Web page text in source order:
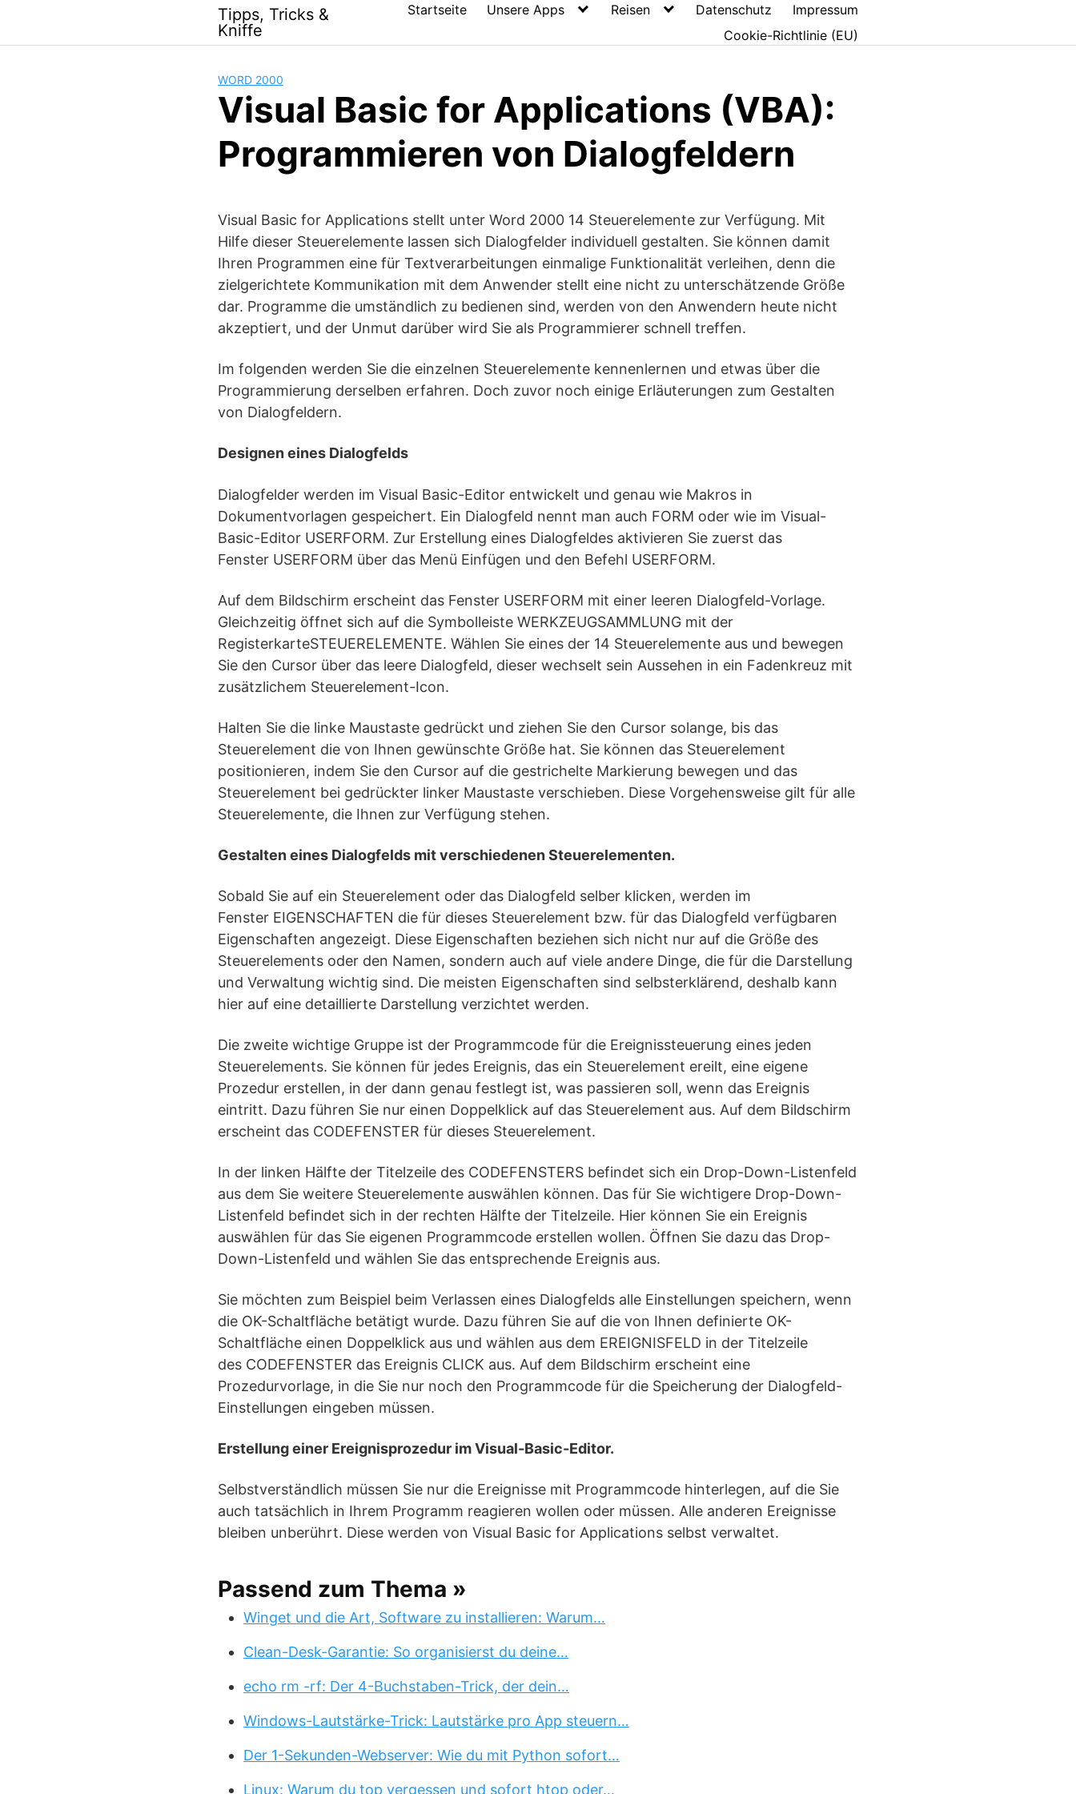
content
Tipps, Tricks &
Kniffe
Startseite Unsere Apps Reisen Datenschutz
Impressum
Cookie-Richtlinie (EU)
WORD 2000
Visual Basic for Applications (VBA):
Programmieren von Dialogfeldern
Visual Basic for Applications stellt unter Word 2000 14 Steuerelemente zur Verfügung. Mit
Hilfe dieser Steuerelemente lassen sich Dialogfelder individuell gestalten. Sie können damit
Ihren Programmen eine für Textverarbeitungen einmalige Funktionalität verleihen, denn die
zielgerichtete Kommunikation mit dem Anwender stellt eine nicht zu unterschätzende Größe
dar. Programme die umständlich zu bedienen sind, werden von den Anwendern heute nicht
akzeptiert, und der Unmut darüber wird Sie als Programmierer schnell treffen.
Im folgenden werden Sie die einzelnen Steuerelemente kennenlernen und etwas über die
Programmierung derselben erfahren. Doch zuvor noch einige Erläuterungen zum Gestalten
von Dialogfeldern.
Designen eines Dialogfelds
Dialogfelder werden im Visual Basic-Editor entwickelt und genau wie Makros in
Dokumentvorlagen gespeichert. Ein Dialogfeld nennt man auch FORM oder wie im Visual-
Basic-Editor USERFORM. Zur Erstellung eines Dialogfeldes aktivieren Sie zuerst das
Fenster USERFORM über das Menü Einfügen und den Befehl USERFORM.
Auf dem Bildschirm erscheint das Fenster USERFORM mit einer leeren Dialogfeld-Vorlage.
Gleichzeitig öffnet sich auf die Symbolleiste WERKZEUGSAMMLUNG mit der
RegisterkarteSTEUERELEMENTE. Wählen Sie eines der 14 Steuerelemente aus und bewegen
Sie den Cursor über das leere Dialogfeld, dieser wechselt sein Aussehen in ein Fadenkreuz mit
zusätzlichem Steuerelement-Icon.
Halten Sie die linke Maustaste gedrückt und ziehen Sie den Cursor solange, bis das
Steuerelement die von Ihnen gewünschte Größe hat. Sie können das Steuerelement
positionieren, indem Sie den Cursor auf die gestrichelte Markierung bewegen und das
Steuerelement bei gedrückter linker Maustaste verschieben. Diese Vorgehensweise gilt für alle
Steuerelemente, die Ihnen zur Verfügung stehen.
Gestalten eines Dialogfelds mit verschiedenen Steuerelementen.
Sobald Sie auf ein Steuerelement oder das Dialogfeld selber klicken, werden im
Fenster EIGENSCHAFTEN die für dieses Steuerelement bzw. für das Dialogfeld verfügbaren
Eigenschaften angezeigt. Diese Eigenschaften beziehen sich nicht nur auf die Größe des
Steuerelements oder den Namen, sondern auch auf viele andere Dinge, die für die Darstellung
und Verwaltung wichtig sind. Die meisten Eigenschaften sind selbsterklärend, deshalb kann
hier auf eine detaillierte Darstellung verzichtet werden.
Die zweite wichtige Gruppe ist der Programmcode für die Ereignissteuerung eines jeden
Steuerelements. Sie können für jedes Ereignis, das ein Steuerelement ereilt, eine eigene
Prozedur erstellen, in der dann genau festlegt ist, was passieren soll, wenn das Ereignis
eintritt. Dazu führen Sie nur einen Doppelklick auf das Steuerelement aus. Auf dem Bildschirm
erscheint das CODEFENSTER für dieses Steuerelement.
In der linken Hälfte der Titelzeile des CODEFENSTERS befindet sich ein Drop-Down-Listenfeld
aus dem Sie weitere Steuerelemente auswählen können. Das für Sie wichtigere Drop-Down-
Listenfeld befindet sich in der rechten Hälfte der Titelzeile. Hier können Sie ein Ereignis
auswählen für das Sie eigenen Programmcode erstellen wollen. Öffnen Sie dazu das Drop-
Down-Listenfeld und wählen Sie das entsprechende Ereignis aus.
Sie möchten zum Beispiel beim Verlassen eines Dialogfelds alle Einstellungen speichern, wenn
die OK-Schaltfläche betätigt wurde. Dazu führen Sie auf die von Ihnen definierte OK-
Schaltfläche einen Doppelklick aus und wählen aus dem EREIGNISFELD in der Titelzeile
des CODEFENSTER das Ereignis CLICK aus. Auf dem Bildschirm erscheint eine
Prozedurvorlage, in die Sie nur noch den Programmcode für die Speicherung der Dialogfeld-
Einstellungen eingeben müssen.
Erstellung einer Ereignisprozedur im Visual-Basic-Editor.
Selbstverständlich müssen Sie nur die Ereignisse mit Programmcode hinterlegen, auf die Sie
auch tatsächlich in Ihrem Programm reagieren wollen oder müssen. Alle anderen Ereignisse
bleiben unberührt. Diese werden von Visual Basic for Applications selbst verwaltet.
Passend zum Thema »
Winget und die Art, Software zu installieren: Warum…
Clean-Desk-Garantie: So organisierst du deine…
echo rm -rf: Der 4-Buchstaben-Trick, der dein…
Windows-Lautstärke-Trick: Lautstärke pro App steuern…
Der 1-Sekunden-Webserver: Wie du mit Python sofort…
Linux: Warum du top vergessen und sofort htop oder…